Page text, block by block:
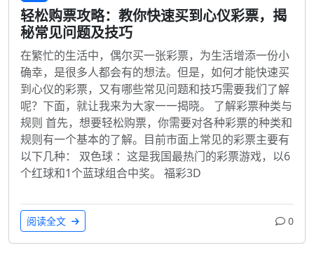
轻松购票攻略：教你快速买到心仪彩票，揭
秘常见问题及技巧
在繁忙的生活中，偶尔买一张彩票，为生活增添一份小
确幸，是很多人都会有的想法。但是，如何才能快速买
到心仪的彩票，又有哪些常见问题和技巧需要我们了解
呢？下面，就让我来为大家一一揭晓。 了解彩票种类与
规则 首先，想要轻松购票，你需要对各种彩票的种类和
规则有一个基本的了解。目前市面上常见的彩票主要有
以下几种： 双色球 ：这是我国最热门的彩票游戏，以6
个红球和1个蓝球组合中奖。 福彩3D
阅读全文 0